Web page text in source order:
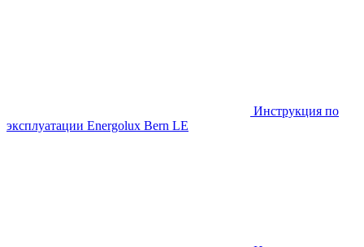
Инструкция по
эксплуатации Energolux Bern LE